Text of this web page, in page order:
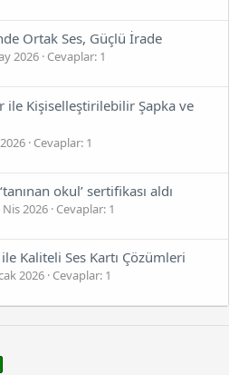
Ortak Ses, Güçlü İrade
2026 Cevaplar: 1
ile Kişiselleştirilebilir Şapka ve
Cevaplar: 1
okul’ sertifikası aldı
Nis 2026 Cevaplar: 1
Kaliteli Ses Kartı Çözümleri
2026 Cevaplar: 1